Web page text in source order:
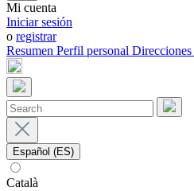
Mi cuenta
Iniciar sesión
o registrar
Resumen Perfil personal Direcciones
Español (ES)
Català